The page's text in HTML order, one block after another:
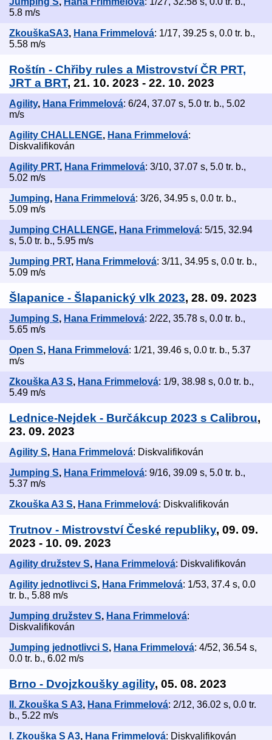
5.8 m/s
ZkouškaSA3, Hana Frimmelová: 1/17, 39.25 s, 0.0 tr. b.,
5.58 m/s
Roštín - Chřiby rules a Mistrovství ČR PRT,
JRT a BRT, 21. 10. 2023 - 22. 10. 2023
Agility, Hana Frimmelová: 6/24, 37.07 s, 5.0 tr. b., 5.02
m/s
Agility CHALLENGE, Hana Frimmelová:
Diskvalifikován
Agility PRT, Hana Frimmelová: 3/10, 37.07 s, 5.0 tr. b.,
5.02 m/s
Jumping, Hana Frimmelová: 3/26, 34.95 s, 0.0 tr. b.,
5.09 m/s
Jumping CHALLENGE, Hana Frimmelová: 5/15, 32.94
s, 5.0 tr. b., 5.95 m/s
Jumping PRT, Hana Frimmelová: 3/11, 34.95 s, 0.0 tr. b.,
5.09 m/s
Šlapanice - Šlapanický vlk 2023, 28. 09. 2023
Jumping S, Hana Frimmelová: 2/22, 35.78 s, 0.0 tr. b.,
5.65 m/s
Open S, Hana Frimmelová: 1/21, 39.46 s, 0.0 tr. b., 5.37
m/s
Zkouška A3 S, Hana Frimmelová: 1/9, 38.98 s, 0.0 tr. b.,
5.49 m/s
Lednice-Nejdek - Burčákcup 2023 s Calibrou,
23. 09. 2023
Agility S, Hana Frimmelová: Diskvalifikován
Jumping S, Hana Frimmelová: 9/16, 39.09 s, 5.0 tr. b.,
5.37 m/s
Zkouška A3 S, Hana Frimmelová: Diskvalifikován
Trutnov - Mistrovství České republiky, 09. 09.
2023 - 10. 09. 2023
Agility družstev S, Hana Frimmelová: Diskvalifikován
Agility jednotlivci S, Hana Frimmelová: 1/53, 37.4 s, 0.0
tr. b., 5.88 m/s
Jumping družstev S, Hana Frimmelová:
Diskvalifikován
Jumping jednotlivci S, Hana Frimmelová: 4/52, 36.54 s,
0.0 tr. b., 6.02 m/s
Brno - Dvojzkoušky agility, 05. 08. 2023
II. Zkouška S A3, Hana Frimmelová: 2/12, 36.02 s, 0.0 tr.
b., 5.22 m/s
I. Zkouška S A3, Hana Frimmelová: Diskvalifikován